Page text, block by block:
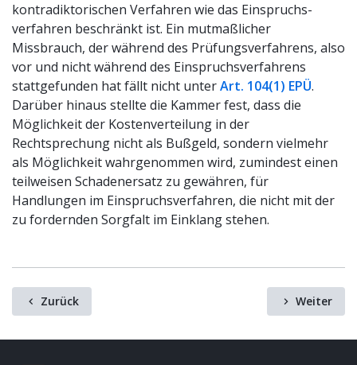
kontradiktorischen Verfahren wie das Einspruchs-
verfahren beschränkt ist. Ein mutmaßlicher
Missbrauch, der während des Prüfungsverfahrens, also
vor und nicht während des Einspruchsverfahrens
stattgefunden hat fällt nicht unterArt. 104(1) EPÜ.
Darüber hinaus stellte die Kammer fest, dass die
Möglichkeit der Kostenverteilung in der
Rechtsprechung nicht als Bußgeld, sondern vielmehr
als Möglichkeit wahrgenommen wird, zumindest einen
teilweisen Schadenersatz zu gewähren, für
Handlungen im Einspruchsverfahren, die nicht mit der
zu fordernden Sorgfalt im Einklang stehen.
Zurück Weiter